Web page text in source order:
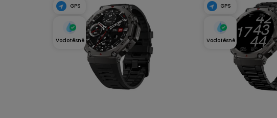
GPS
Vodotěsné
GPS
Vodotěsné